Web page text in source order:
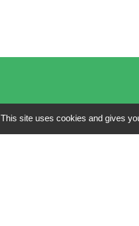
This site uses cookies and gives